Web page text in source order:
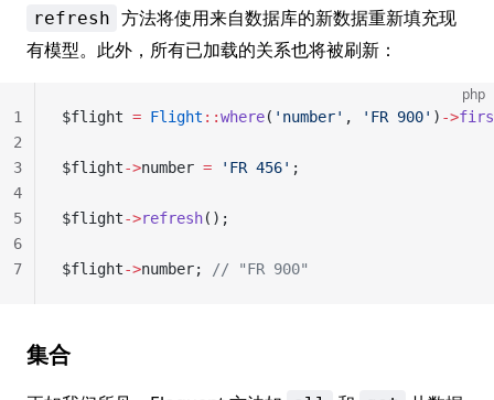
refresh 方法将使用来自数据库的新数据重新填充现
有模型。此外，所有已加载的关系也将被刷新：
php
$flight = Flight ::where( 'number' , 'FR 900' ) ->
$flight->number = 'FR 456' ;
$flight->refresh();
$flight->number; // "FR 900"
1
2
3
4
5
6
7
集合